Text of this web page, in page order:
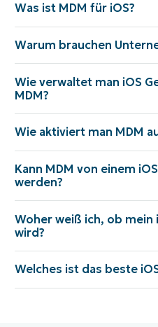
Was ist MDM für iOS?
Warum brauchen
Wie verwaltet man iOS
MDM?
Wie aktiviert man MDM
Kann MDM von einem
werden?
Woher weiß ich, ob
wird?
Welches ist das beste